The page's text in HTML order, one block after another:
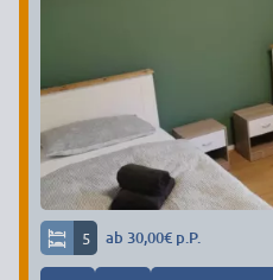
5 ab 30,00€ p.P.